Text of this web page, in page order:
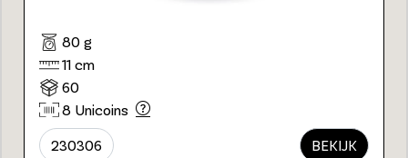
80 g
11 cm
60
8 Unicoins
230306 BEKIJK